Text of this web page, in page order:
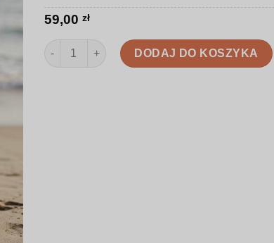
59,00 zł
ilość Ręcznik | Różnorodne liście w ciepłych
DODAJ DO KOSZYKA